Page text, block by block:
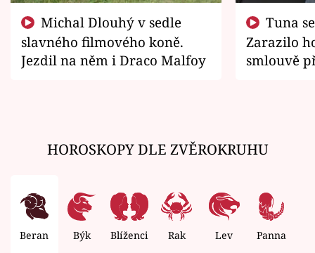
slavného filmového koně.
Jezdil na něm i Draco Malfoy
Zarazilo
smlouvě
HOROSKOPY DLE ZVĚROKRUHU
Beran Býk Blíženci Rak Lev Panna